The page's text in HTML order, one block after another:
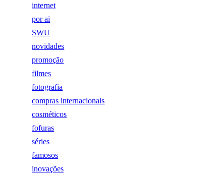
internet
por ai
SWU
novidades
promoção
filmes
fotografia
compras internacionais
cosméticos
fofuras
séries
famosos
inovações